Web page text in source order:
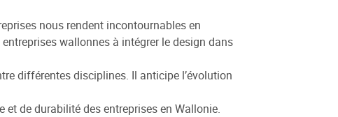
nous rendent incontournables en
wallonnes à intégrer le design dans
différentes disciplines. Il anticipe l’évolution
de durabilité des entreprises en Wallonie.